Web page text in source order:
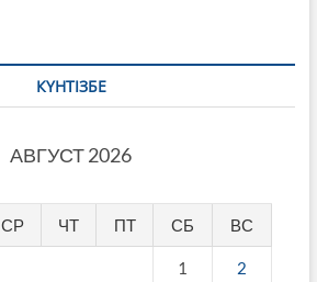
КҮНТІЗБЕ
АВГУСТ 2026
СР ЧТ ПТ СБ ВС
1 2